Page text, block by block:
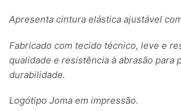
Apresenta cintura elástica ajustável
Fabricado com tecido técnico, leve e
qualidade e resistência à abrasão para
durabilidade.
Logótipo Joma em impressão.